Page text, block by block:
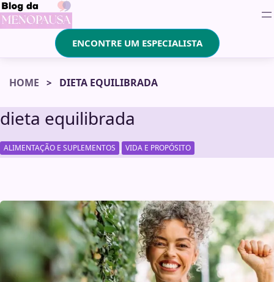
ENCONTRE UM ESPECIALISTA
HOME DIETA EQUILIBRADA
dieta equilibrada
ALIMENTAÇÃO E SUPLEMENTOS , VIDA E PROPÓSITO